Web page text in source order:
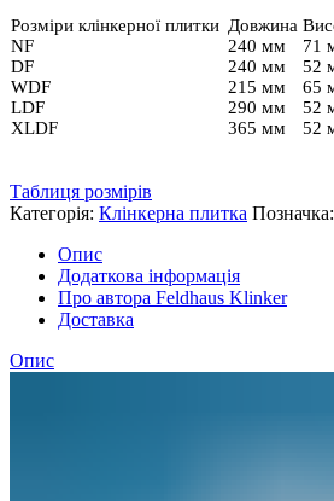
Розміри клінкерної плитки Довжина
NF
240 мм 71
DF
240 мм 52
WDF
215 мм 65
LDF
290 мм 52
XLDF
365 мм 52
Таблиця розмірів
Категорія: Клінкерна плитка Позначка:
Опис
Додаткова інформація
Про автора Feldhaus Klinker
Доставка
Опис